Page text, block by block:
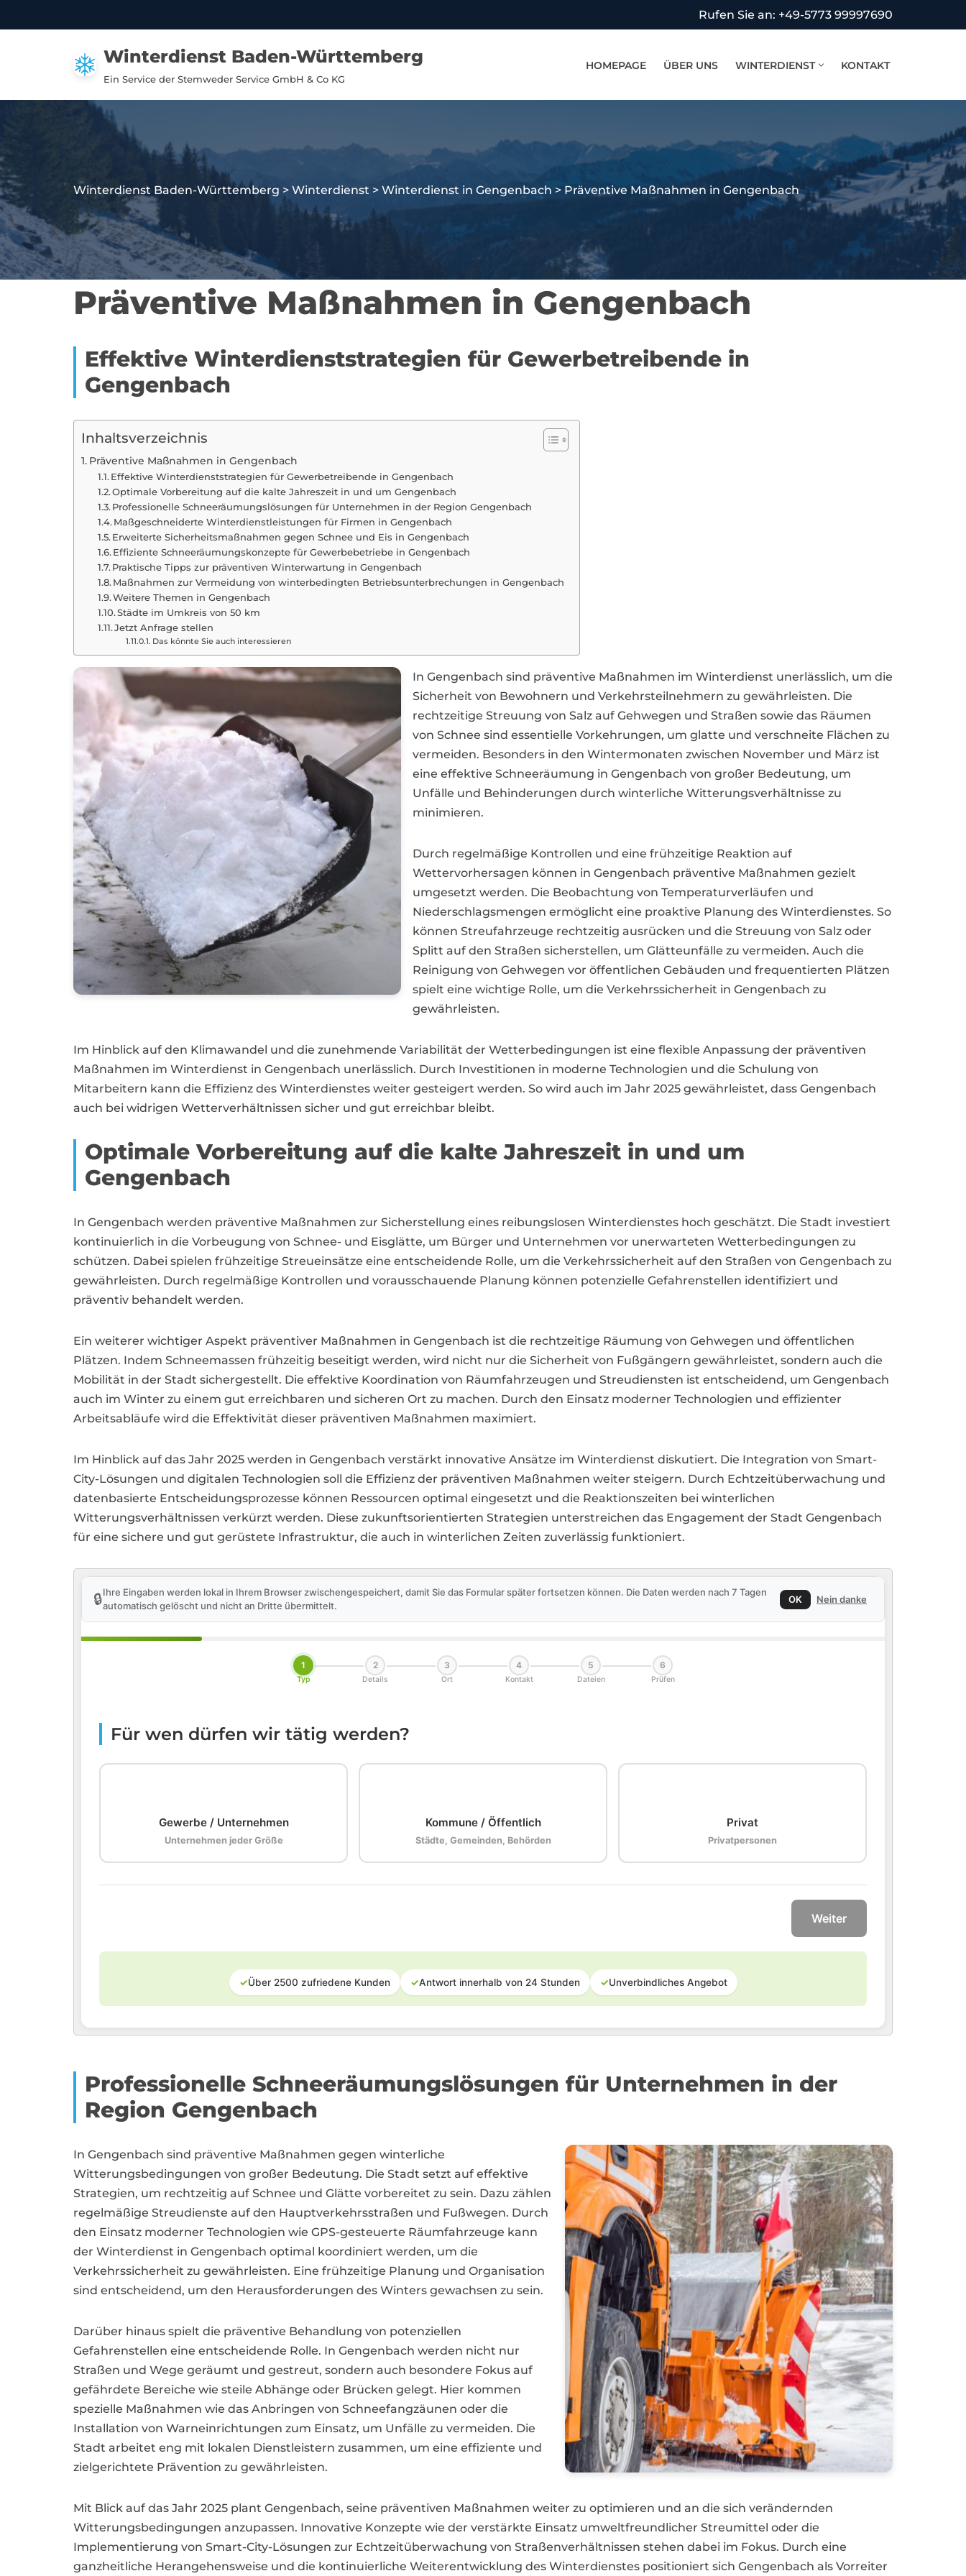
Rufen Sie an: +49-5773 99997690
Winterdienst Baden-Württemberg
Ein Service der Stemweder Service GmbH & Co KG
HOMEPAGE ÜBER UNS WINTERDIENST KONTAKT
Winterdienst Baden-Württemberg > Winterdienst > Winterdienst in Gengenbach > Präventive Maßnahmen in Gengenbach
Präventive Maßnahmen in Gengenbach
Effektive Winterdienststrategien für Gewerbetreibende in
Gengenbach
Inhaltsverzeichnis
Präventive Maßnahmen in Gengenbach
Effektive Winterdienststrategien für Gewerbetreibende in Gengenbach
Optimale Vorbereitung auf die kalte Jahreszeit in und um Gengenbach
Professionelle Schneeräumungslösungen für Unternehmen in der Region Gengenbach
Maßgeschneiderte Winterdienstleistungen für Firmen in Gengenbach
Erweiterte Sicherheitsmaßnahmen gegen Schnee und Eis in Gengenbach
Effiziente Schneeräumungskonzepte für Gewerbebetriebe in Gengenbach
Praktische Tipps zur präventiven Winterwartung in Gengenbach
Maßnahmen zur Vermeidung von winterbedingten Betriebsunterbrechungen in Gengenbach
Weitere Themen in Gengenbach
Städte im Umkreis von 50 km
Jetzt Anfrage stellen
Das könnte Sie auch interessieren
In Gengenbach sind präventive Maßnahmen im Winterdienst unerlässlich, um die
Sicherheit von Bewohnern und Verkehrsteilnehmern zu gewährleisten. Die
rechtzeitige Streuung von Salz auf Gehwegen und Straßen sowie das Räumen
von Schnee sind essentielle Vorkehrungen, um glatte und verschneite Flächen zu
vermeiden. Besonders in den Wintermonaten zwischen November und März ist
eine effektive Schneeräumung in Gengenbach von großer Bedeutung, um
Unfälle und Behinderungen durch winterliche Witterungsverhältnisse zu
minimieren.
Durch regelmäßige Kontrollen und eine frühzeitige Reaktion auf
Wettervorhersagen können in Gengenbach präventive Maßnahmen gezielt
umgesetzt werden. Die Beobachtung von Temperaturverläufen und
Niederschlagsmengen ermöglicht eine proaktive Planung des Winterdienstes. So
können Streufahrzeuge rechtzeitig ausrücken und die Streuung von Salz oder
Splitt auf den Straßen sicherstellen, um Glätteunfälle zu vermeiden. Auch die
Reinigung von Gehwegen vor öffentlichen Gebäuden und frequentierten Plätzen
spielt eine wichtige Rolle, um die Verkehrssicherheit in Gengenbach zu
gewährleisten.
Im Hinblick auf den Klimawandel und die zunehmende Variabilität der Wetterbedingungen ist eine flexible Anpassung der präventiven
Maßnahmen im Winterdienst in Gengenbach unerlässlich. Durch Investitionen in moderne Technologien und die Schulung von
Mitarbeitern kann die Effizienz des Winterdienstes weiter gesteigert werden. So wird auch im Jahr 2025 gewährleistet, dass Gengenbach
auch bei widrigen Wetterverhältnissen sicher und gut erreichbar bleibt.
Optimale Vorbereitung auf die kalte Jahreszeit in und um
Gengenbach
In Gengenbach werden präventive Maßnahmen zur Sicherstellung eines reibungslosen Winterdienstes hoch geschätzt. Die Stadt investiert
kontinuierlich in die Vorbeugung von Schnee- und Eisglätte, um Bürger und Unternehmen vor unerwarteten Wetterbedingungen zu
schützen. Dabei spielen frühzeitige Streueinsätze eine entscheidende Rolle, um die Verkehrssicherheit auf den Straßen von Gengenbach zu
gewährleisten. Durch regelmäßige Kontrollen und vorausschauende Planung können potenzielle Gefahrenstellen identifiziert und
präventiv behandelt werden.
Ein weiterer wichtiger Aspekt präventiver Maßnahmen in Gengenbach ist die rechtzeitige Räumung von Gehwegen und öffentlichen
Plätzen. Indem Schneemassen frühzeitig beseitigt werden, wird nicht nur die Sicherheit von Fußgängern gewährleistet, sondern auch die
Mobilität in der Stadt sichergestellt. Die effektive Koordination von Räumfahrzeugen und Streudiensten ist entscheidend, um Gengenbach
auch im Winter zu einem gut erreichbaren und sicheren Ort zu machen. Durch den Einsatz moderner Technologien und effizienter
Arbeitsabläufe wird die Effektivität dieser präventiven Maßnahmen maximiert.
Im Hinblick auf das Jahr 2025 werden in Gengenbach verstärkt innovative Ansätze im Winterdienst diskutiert. Die Integration von Smart-
City-Lösungen und digitalen Technologien soll die Effizienz der präventiven Maßnahmen weiter steigern. Durch Echtzeitüberwachung und
datenbasierte Entscheidungsprozesse können Ressourcen optimal eingesetzt und die Reaktionszeiten bei winterlichen
Witterungsverhältnissen verkürzt werden. Diese zukunftsorientierten Strategien unterstreichen das Engagement der Stadt Gengenbach
für eine sichere und gut gerüstete Infrastruktur, die auch in winterlichen Zeiten zuverlässig funktioniert.
🔒Ihre Eingaben werden lokal in Ihrem Browser zwischengespeichert, damit Sie das Formular später fortsetzen können. Die Daten werden nach 7 Tagen
automatisch gelöscht und nicht an Dritte übermittelt.
OK Nein danke
1
Typ
2
Details
3
Ort
4
Kontakt
5
Dateien
6
Prüfen
Für wen dürfen wir tätig werden?
Gewerbe / Unternehmen
Unternehmen jeder Größe
Kommune / Öffentlich
Städte, Gemeinden, Behörden
Privat
Privatpersonen
Weiter
✓Über 2500 zufriedene Kunden ✓Antwort innerhalb von 24 Stunden ✓Unverbindliches Angebot
Professionelle Schneeräumungslösungen für Unternehmen in der
Region Gengenbach
In Gengenbach sind präventive Maßnahmen gegen winterliche
Witterungsbedingungen von großer Bedeutung. Die Stadt setzt auf effektive
Strategien, um rechtzeitig auf Schnee und Glätte vorbereitet zu sein. Dazu zählen
regelmäßige Streudienste auf den Hauptverkehrsstraßen und Fußwegen. Durch
den Einsatz moderner Technologien wie GPS-gesteuerte Räumfahrzeuge kann
der Winterdienst in Gengenbach optimal koordiniert werden, um die
Verkehrssicherheit zu gewährleisten. Eine frühzeitige Planung und Organisation
sind entscheidend, um den Herausforderungen des Winters gewachsen zu sein.
Darüber hinaus spielt die präventive Behandlung von potenziellen
Gefahrenstellen eine entscheidende Rolle. In Gengenbach werden nicht nur
Straßen und Wege geräumt und gestreut, sondern auch besondere Fokus auf
gefährdete Bereiche wie steile Abhänge oder Brücken gelegt. Hier kommen
spezielle Maßnahmen wie das Anbringen von Schneefangzäunen oder die
Installation von Warneinrichtungen zum Einsatz, um Unfälle zu vermeiden. Die
Stadt arbeitet eng mit lokalen Dienstleistern zusammen, um eine effiziente und
zielgerichtete Prävention zu gewährleisten.
Mit Blick auf das Jahr 2025 plant Gengenbach, seine präventiven Maßnahmen weiter zu optimieren und an die sich verändernden
Witterungsbedingungen anzupassen. Innovative Konzepte wie der verstärkte Einsatz umweltfreundlicher Streumittel oder die
Implementierung von Smart-City-Lösungen zur Echtzeitüberwachung von Straßenverhältnissen stehen dabei im Fokus. Durch eine
ganzheitliche Herangehensweise und die kontinuierliche Weiterentwicklung des Winterdienstes positioniert sich Gengenbach als Vorreiter